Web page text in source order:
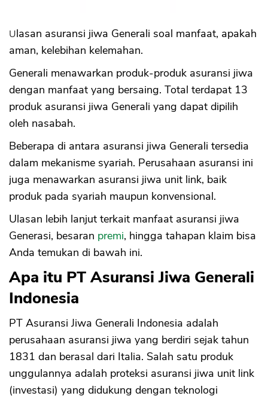
Ulasan asuransi jiwa Generali soal manfaat, apakah
aman, kelebihan kelemahan.
Generali menawarkan produk-produk asuransi jiwa
dengan manfaat yang bersaing. Total terdapat 13
produk asuransi jiwa Generali yang dapat dipilih
oleh nasabah.
Beberapa di antara asuransi jiwa Generali tersedia
dalam mekanisme syariah. Perusahaan asuransi ini
juga menawarkan asuransi jiwa unit link, baik
produk pada syariah maupun konvensional.
Ulasan lebih lanjut terkait manfaat asuransi jiwa
Generasi, besaran premi, hingga tahapan klaim bisa
Anda temukan di bawah ini.
Apa itu PT Asuransi Jiwa Generali
Indonesia
PT Asuransi Jiwa Generali Indonesia adalah
perusahaan asuransi jiwa yang berdiri sejak tahun
1831 dan berasal dari Italia. Salah satu produk
unggulannya adalah proteksi asuransi jiwa unit link
(investasi) yang didukung dengan teknologi